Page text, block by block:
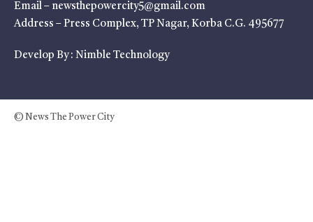
Email – newsthepowercity5@gmail.com
Address – Press Complex, TP Nagar, Korba C.G. 495677
Develop By : Nimble Technology
© News The Power City